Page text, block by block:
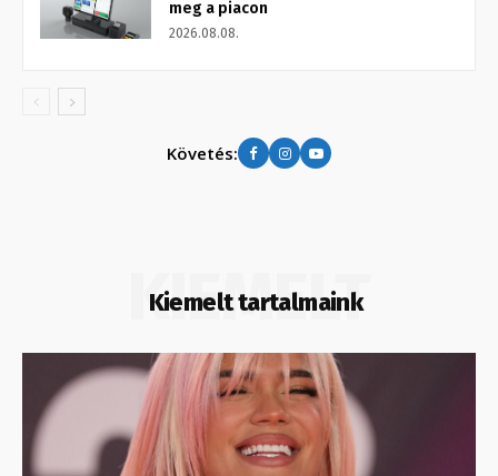
meg a piacon
2026.08.08.
Követés:
Kiemelt tartalmaink
KIEMELT